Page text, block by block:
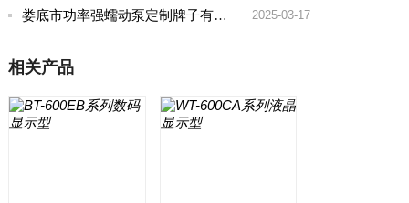
2025-03-17
娄底市功率强蠕动泵定制牌子有哪些好
相关产品